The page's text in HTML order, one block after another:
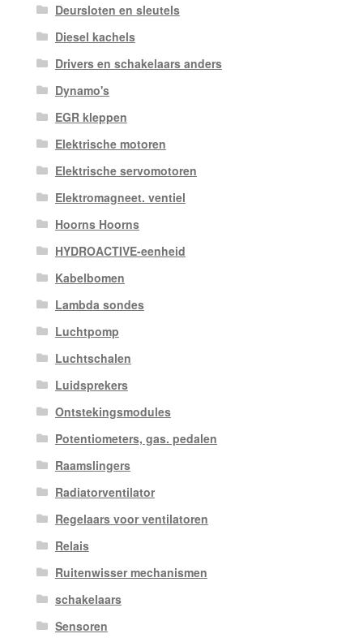
Deursloten en sleutels
Diesel kachels
Drivers en schakelaars anders
Dynamo's
EGR kleppen
Elektrische motoren
Elektrische servomotoren
Elektromagneet. ventiel
Hoorns Hoorns
HYDROACTIVE-eenheid
Kabelbomen
Lambda sondes
Luchtpomp
Luchtschalen
Luidsprekers
Ontstekingsmodules
Potentiometers, gas. pedalen
Raamslingers
Radiatorventilator
Regelaars voor ventilatoren
Relais
Ruitenwisser mechanismen
schakelaars
Sensoren